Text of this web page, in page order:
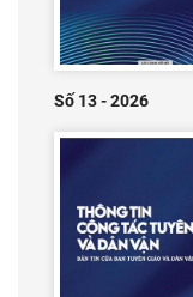
Số 13 - 2026